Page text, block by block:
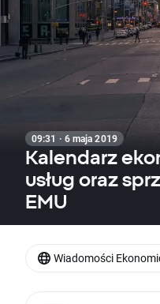
09:31 · 6 maja 2019
Kalendarz
usług oraz
EMU
Wiadomości